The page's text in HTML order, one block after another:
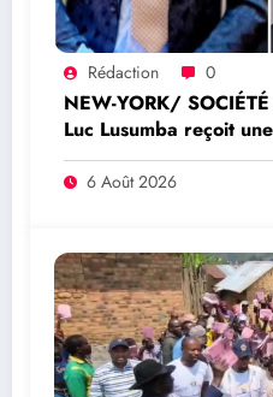
Rédaction 0
NEW-YORK/
Luc Lusumba reçoit
sénateur Rick Scott
programme Medicaid
6 Août 2026